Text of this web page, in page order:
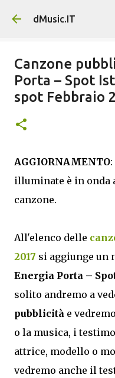
Passa ai
dMusic.IT
Canzone
Porta – Spot
spot Febbraio
AGGIORNAMENTO
illuminate è in onda
canzone.
All'elenco delle
2017 si aggiunge un
Energia Porta –
solito andremo a
pubblicità e
o la musica, i
attrice, modello o
vedremo anche il